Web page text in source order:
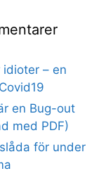
idioter – en
en Bug-out
med PDF)
för under